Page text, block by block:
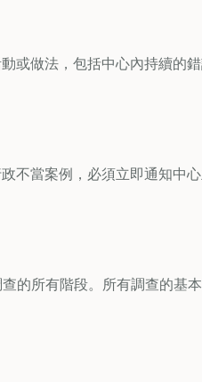
或做法，包括中心內持續的
不當案例，必須立即通知中
的所有階段。所有調查的基